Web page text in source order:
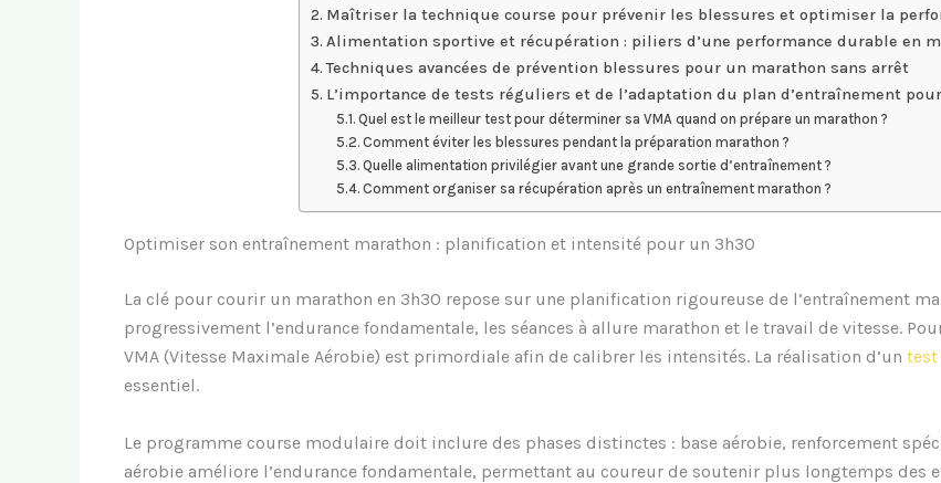
Maîtriser la technique course pour prévenir les blessures et optimiser la
Alimentation sportive et récupération : piliers d’une performance durable en
Techniques avancées de prévention blessures pour un marathon sans arrêt
L’importance de tests réguliers et de l’adaptation du plan d’entraînement
Quel est le meilleur test pour déterminer sa VMA quand on prépare un marathon ?
Comment éviter les blessures pendant la préparation marathon ?
Quelle alimentation privilégier avant une grande sortie d’entraînement ?
Comment organiser sa récupération après un entraînement marathon ?
Optimiser son entraînement marathon : planification et intensité pour un 3h30
La clé pour courir un marathon en 3h30 repose sur une planification rigoureuse de l’entraînement
progressivement l’endurance fondamentale, les séances à allure marathon et le travail de vitesse.
VMA (Vitesse Maximale Aérobie) est primordiale afin de calibrer les intensités. La réalisation d’un test
essentiel.
Le programme course modulaire doit inclure des phases distinctes : base aérobie, renforcement
aérobie améliore l’endurance fondamentale, permettant au coureur de soutenir plus longtemps des